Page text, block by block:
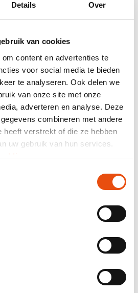
Details Over
van cookies
content en advertenties te
voor social media te bieden
te analyseren. Ook delen we
van onze site met onze
adverteren en analyse. Deze
combineren met andere
heeft verstrekt of die ze hebben
uw gebruik van hun services.
.
avis
€*
gratuit